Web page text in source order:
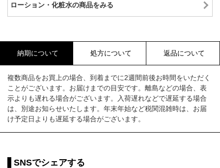
ローション・化粧水の商品をみる
納期について 処方について 返品について
複数商品をお買上の場合、到着までに2週間前後お時間をいただく
ことがございます。お届けまでの目安です。離島などの場合、表
示よりも遅れる場合がございます。入荷遅れなどで遅延する場合
は、別途お知らせいたします。年末年始など税関混雑時は、お届
け予定日よりも遅延する場合がございます。
SNSでシェアする